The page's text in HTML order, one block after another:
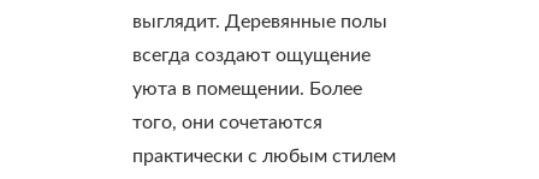
выглядит. Деревянные полы
всегда создают ощущение
уюта в помещении. Более
того, они сочетаются
практически с любым стилем